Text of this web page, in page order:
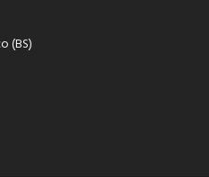
(BS)